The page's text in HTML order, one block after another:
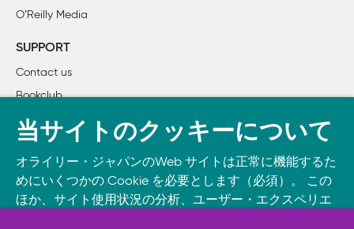
O’Reilly Media
SUPPORT
Contact us
Bookclub
書籍注文
Take O’Reilly with you and learn anywhere, anytime on your
phone
and tablet.
当サイトのクッキーについて
オライリー・ジャパンのWeb サイトは正常に機能するた
めにいくつかの Cookie を必要とします（必須）。 この
ほか、サイト使用状況の分析、ユーザー・エクスペリエ